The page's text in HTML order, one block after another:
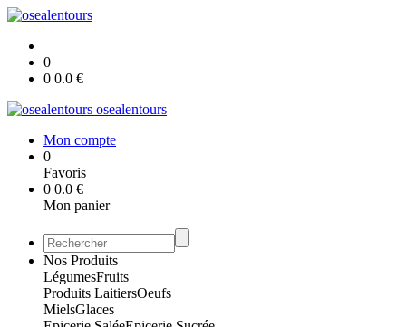
0
0 0.0 €
osealentours
Mon compte
0
Favoris
0 0.0 €
Mon panier
Nos Produits
LégumesFruits
Produits LaitiersOeufs
MielsGlaces